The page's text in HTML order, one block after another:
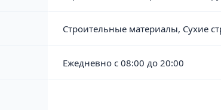
Строительные материалы, Сухие
Ежедневно с 08:00 до 20:00